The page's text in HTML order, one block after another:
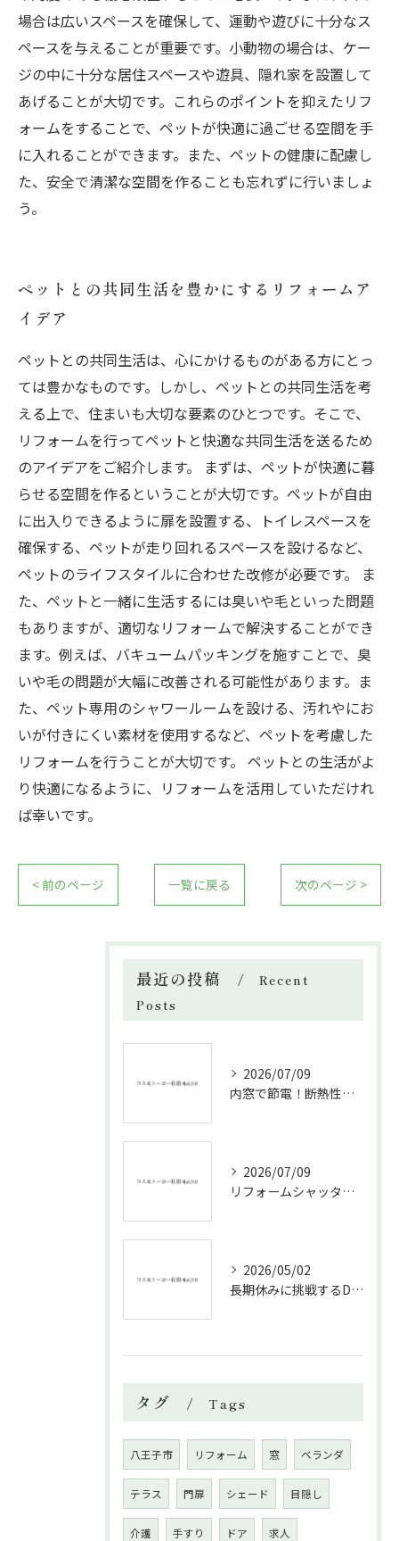
場合は広いスペースを確保して、運動や遊びに十分なス
ペースを与えることが重要です。小動物の場合は、ケー
ジの中に十分な居住スペースや遊具、隠れ家を設置して
あげることが大切です。これらのポイントを抑えたリフ
ォームをすることで、ペットが快適に過ごせる空間を手
に入れることができます。また、ペットの健康に配慮し
た、安全で清潔な空間を作ることも忘れずに行いましょ
う。
ペットとの共同生活を豊かにするリフォームア
イデア
ペットとの共同生活は、心にかけるものがある方にとっ
ては豊かなものです。しかし、ペットとの共同生活を考
える上で、住まいも大切な要素のひとつです。そこで、
リフォームを行ってペットと快適な共同生活を送るため
のアイデアをご紹介します。 まずは、ペットが快適に暮
らせる空間を作るということが大切です。ペットが自由
に出入りできるように扉を設置する、トイレスペースを
確保する、ペットが走り回れるスペースを設けるなど、
ペットのライフスタイルに合わせた改修が必要です。 ま
た、ペットと一緒に生活するには臭いや毛といった問題
もありますが、適切なリフォームで解決することができ
ます。例えば、バキュームパッキングを施すことで、臭
いや毛の問題が大幅に改善される可能性があります。ま
た、ペット専用のシャワールームを設ける、汚れやにお
いが付きにくい素材を使用するなど、ペットを考慮した
リフォームを行うことが大切です。 ペットとの生活がよ
り快適になるように、リフォームを活用していただけれ
ば幸いです。
< 前のページ 一覧に戻る 次のページ >
最近の投稿
Recent
Posts
2026/07/09
内窓で節電！断熱性能と補助金活用法
2026/07/09
リフォームシャッターで叶える台風対策の効果的方法
2026/05/02
長期休みに挑戦するDIYリフォームの極意
タグ Tags
八王子市 リフォーム 窓 ベランダ
テラス 門扉 シェード 目隠し
介護 手すり ドア 求人